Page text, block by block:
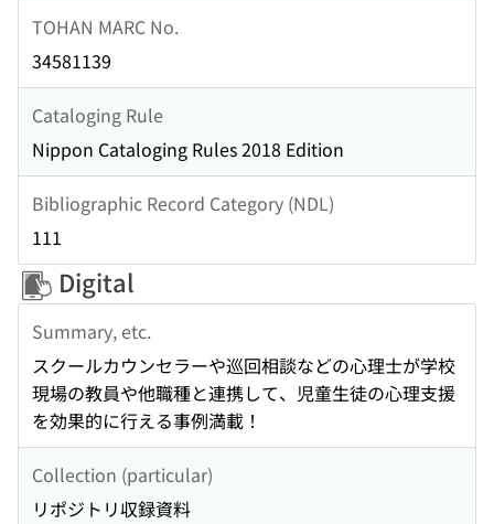
TOHAN MARC No.
34581139
Cataloging Rule
Nippon Cataloging Rules 2018 Edition
Bibliographic Record Category (NDL)
111
Digital
Summary, etc.
スクールカウンセラーや巡回相談などの心理士が学校
現場の教員や他職種と連携して、児童生徒の心理支援
を効果的に行える事例満載！
Collection (particular)
リポジトリ収録資料